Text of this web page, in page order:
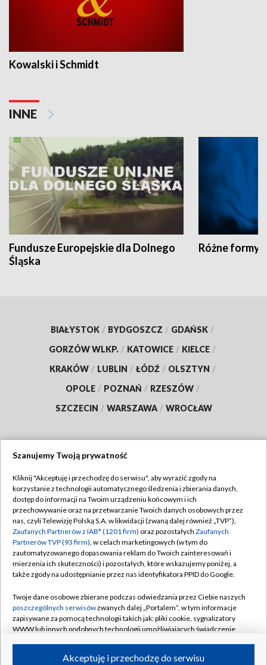
Kowalski i Schmidt
INNE
Fundusze Europejskie dla Dolnego
Śląska
Różne formy
BIAŁYSTOK / BYDGOSZCZ / GDAŃSK /
GORZÓW WLKP. / KATOWICE / KIELCE /
KRAKÓW / LUBLIN / ŁÓDŹ / OLSZTYN /
OPOLE / POZNAŃ / RZESZÓW /
SZCZECIN / WARSZAWA / WROCŁAW
TVP
Abonament TVP
Emisja w TVP
Centrum informacji TVP
Naziemna Telewizja Cyfrowa
Rada Programowa
System NOS
Informacje o nadawcy
Regulamin TVP
Polityka prywatności
Moje zgody
Pomoc
Kontakt
Kanały
Szanujemy Twoją prywatność
Kliknij "Akceptuję i przechodzę do serwisu", aby wyrazić zgody na
korzystanie z technologii automatycznego śledzenia i zbierania danych,
dostęp do informacji na Twoim urządzeniu końcowym i ich
przechowywanie oraz na przetwarzanie Twoich danych osobowych przez
nas, czyli Telewizję Polską S.A. w likwidacji (zwaną dalej również „TVP”),
Zaufanych Partnerów z IAB* (1201 firm) oraz pozostałych Zaufanych
Partnerów TVP (93 firm), w celach marketingowych (w tym do
zautomatyzowanego dopasowania reklam do Twoich zainteresowań i
mierzenia ich skuteczności) i pozostałych, które wskazujemy poniżej, a
także zgody na udostępnianie przez nas identyfikatora PPID do Google.
Twoje dane osobowe zbierane podczas odwiedzania przez Ciebie naszych
poszczególnych serwisówzwanych dalej „Portalem”, w tym informacje
zapisywane za pomocą technologii takich jak: pliki cookie, sygnalizatory
WWW lub innych podobnych technologii umożliwiających świadczenie
ruchu w Internecie.Akceptuję i przechodzę do serwisu